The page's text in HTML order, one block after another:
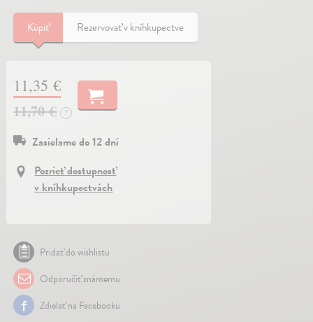
Kúpiť Rezervovať v kníhkupectve
11,35 €
11,70 €
?
Zasielame do 12 dní
Pozrieť dostupnosť
v kníhkupectvách
Pridať do wishlistu
Odporučiť známemu
Zdielať na Facebooku